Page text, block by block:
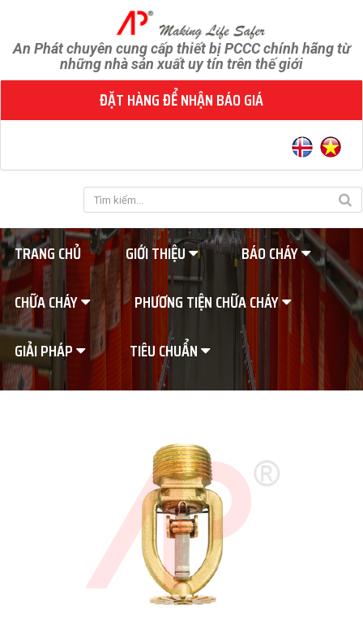
An Phát chuyên cung cấp thiết bị PCCC chính hãng từ
những nhà sản xuất uy tín trên thế giới
ĐẶT HÀNG ĐỂ NHẬN BÁO GIÁ
TRANG CHỦ GIỚI THIỆU
BÁO CHÁY
CHỮA CHÁY
PHƯƠNG TIỆN CHỮA CHÁY
GIẢI PHÁP
TIÊU CHUẨN